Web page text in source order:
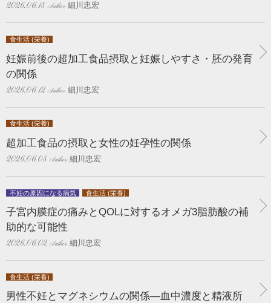
2026.06.18 細川忠宏
食生活 (栄養)
妊娠前後の超加工食品摂取と妊娠しやすさ・胚の発育
の関係
2026.06.12 細川忠宏
食生活 (栄養)
超加工食品の摂取と女性の妊孕性の関係
2026.06.08 細川忠宏
不妊の原因になる病気 食生活 (栄養)
子宮内膜症の痛みとQOLに対するオメガ3脂肪酸の補
助的な可能性
2026.06.02 細川忠宏
食生活 (栄養)
男性不妊とマグネシウムの関係―血中濃度と精液所